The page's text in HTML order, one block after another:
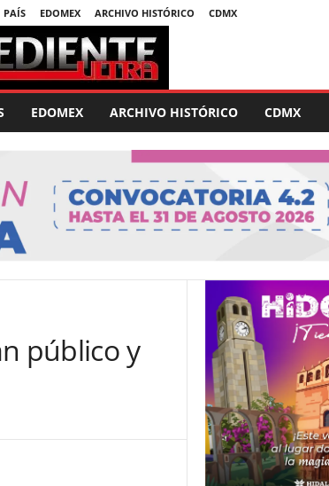
PAÍS EDOMEX ARCHIVO HISTÓRICO CDMX
EDOMEX ARCHIVO HISTÓRICO CDMX
público y